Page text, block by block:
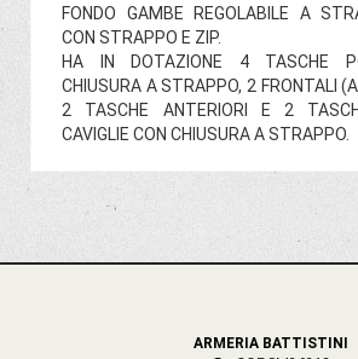
FONDO GAMBE REGOLABILE A
CON STRAPPO E ZIP.
HA IN DOTAZIONE 4 TASCHE
CHIUSURA A STRAPPO, 2 FRONTALI
2 TASCHE ANTERIORI E 2
CAVIGLIE CON CHIUSURA A STRAPPO.
ARMERIA BATTISTINI